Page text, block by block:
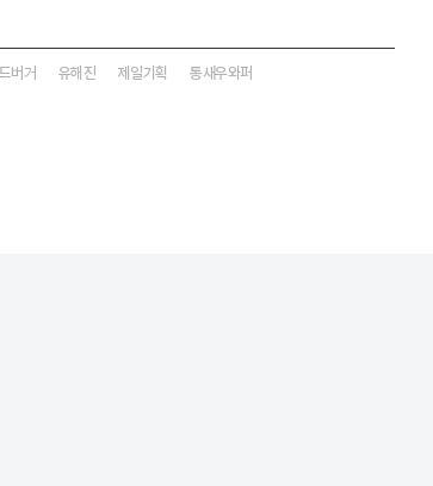
버거 유해진 제일기획 통새우와퍼